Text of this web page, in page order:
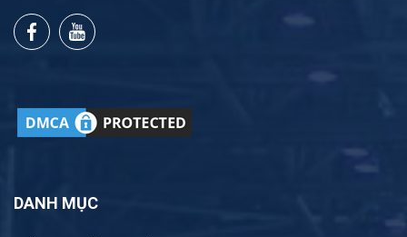
DANH MỤC